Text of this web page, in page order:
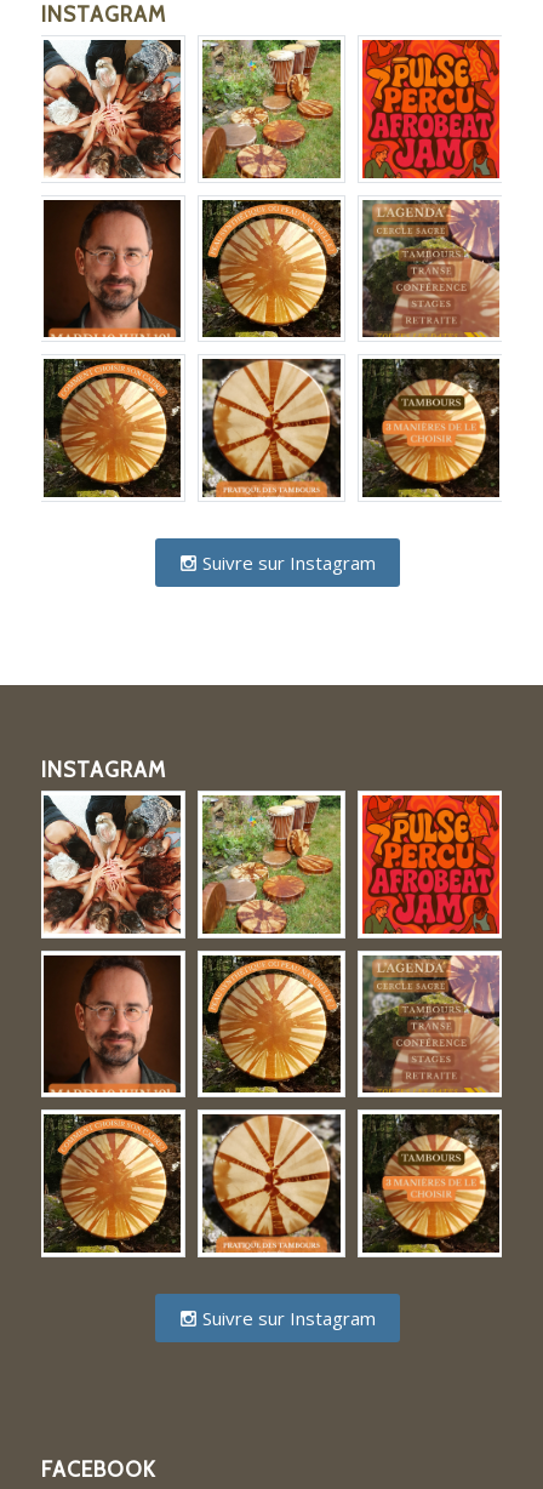
INSTAGRAM
Suivre sur Instagram
INSTAGRAM
Suivre sur Instagram
FACEBOOK